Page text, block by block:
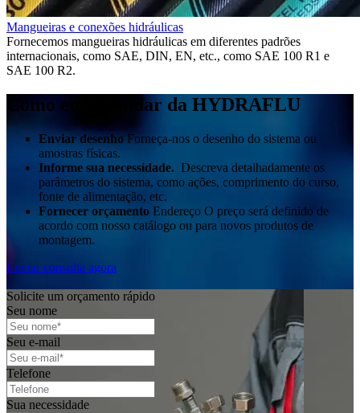
Mangueiras e conexões hidráulicas
Fornecemos mangueiras hidráulicas em diferentes padrões
internacionais, como SAE, DIN, EN, etc., como SAE 100 R1 e
SAE 100 R2.
Como encomendar da HYDRAFLU
Enviar desenhoForneça-nos o desenho do sistema ou
amostras físicas.
Informe sua necessidade. Descreva detalhadamente os
parâmetros do sistema, como ações, comprimento do curso,
fonte de alimentação, etc.
Fornecer orçamento Endereço O preço será definido de
acordo com nosso catálogo ou para novos produtos de
montagem.
Enviar consulta agora
Solicite um orçamento rápido
Seu nome
Seu e-mail
Telefone
Sua necessidade